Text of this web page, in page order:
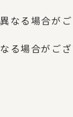
る場合がご
場合がござ